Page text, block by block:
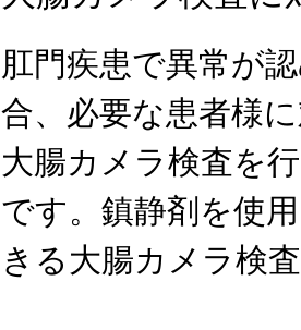
肛門疾患で異常が
合、必要な患者様
大腸カメラ検査を
です。鎮静剤を使
きる大腸カメラ検